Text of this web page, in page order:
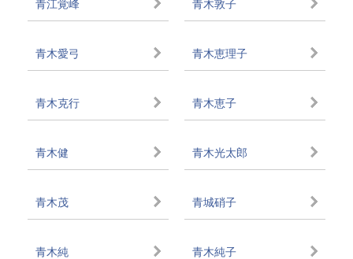
青江覚峰 青木敦子
青木愛弓 青木恵理子
青木克行 青木恵子
青木健 青木光太郎
青木茂 青城硝子
青木純 青木純子